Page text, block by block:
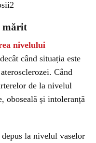
mărit
nivelului
când situația este
Când
de la nivelul
oboseală și intoleranță
la nivelul vaselor